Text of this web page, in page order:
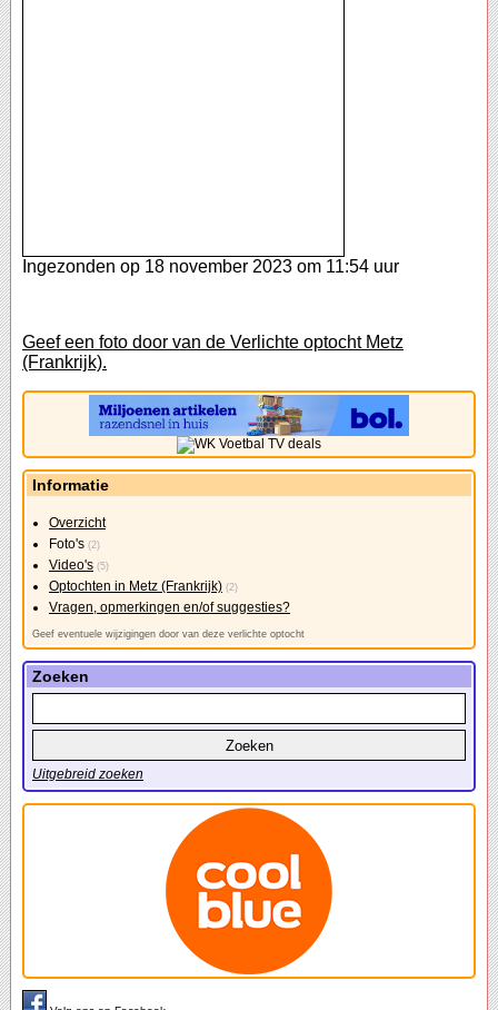
Ingezonden op 18 november 2023 om 11:54 uur
Geef een foto door van de Verlichte optocht Metz
(Frankrijk).
Informatie
Overzicht
Foto's (2)
Video's (5)
Optochten in Metz (Frankrijk) (2)
Vragen, opmerkingen en/of suggesties?
Geef eventuele wijzigingen door van deze verlichte optocht
Zoeken
Uitgebreid zoeken